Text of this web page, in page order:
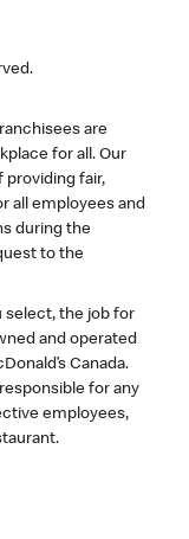
are
for all. Our
providing fair,
all employees and
during the
to the
select, the job for
and operated
Canada.
for any
employees,